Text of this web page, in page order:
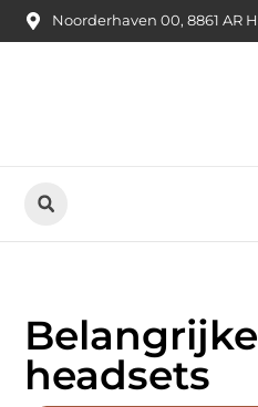
Noorderhaven 00, 8861 AR
headsets